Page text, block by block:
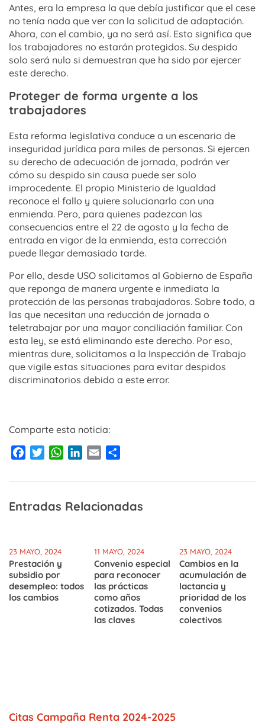
Antes, era la empresa la que debía justificar que el cese
no tenía nada que ver con la solicitud de adaptación.
Ahora, con el cambio, ya no será así. Esto significa que
los trabajadores no estarán protegidos. Su despido
solo será nulo si demuestran que ha sido por ejercer
este derecho.
Proteger de forma urgente a los
trabajadores
Esta reforma legislativa conduce a un escenario de
inseguridad jurídica para miles de personas. Si ejercen
su derecho de adecuación de jornada, podrán ver
cómo su despido sin causa puede ser solo
improcedente. El propio Ministerio de Igualdad
reconoce el fallo y quiere solucionarlo con una
enmienda. Pero, para quienes padezcan las
consecuencias entre el 22 de agosto y la fecha de
entrada en vigor de la enmienda, esta corrección
puede llegar demasiado tarde.
Por ello, desde USO solicitamos al Gobierno de España
que reponga de manera urgente e inmediata la
protección de las personas trabajadoras. Sobre todo, a
las que necesitan una reducción de jornada o
teletrabajar por una mayor conciliación familiar. Con
esta ley, se está eliminando este derecho. Por eso,
mientras dure, solicitamos a la Inspección de Trabajo
que vigile estas situaciones para evitar despidos
discriminatorios debido a este error.
Comparte esta noticia:
Facebook
TwitterWhatsApp
LinkedIn
Email
Entradas Relacionadas
23 MAYO, 2024
Prestación y
subsidio por
desempleo: todos
los cambios
11 MAYO, 2024
Convenio especial
para reconocer
las prácticas
como años
cotizados. Todas
las claves
23 MAYO, 2024
Cambios en la
acumulación de
lactancia y
prioridad de los
convenios
colectivos
Citas Campaña Renta 2024-2025